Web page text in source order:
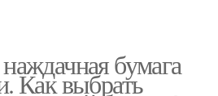
бумага
Как выбрать